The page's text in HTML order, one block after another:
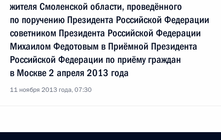
жителя Смоленской области, проведённого
по поручению Президента Российской Федерации
советником Президента Российской Федерации
Михаилом Федотовым в Приёмной Президента
Российской Федерации по приёму граждан
в Москве 2 апреля 2013 года
11 ноября 2013 года, 07:30